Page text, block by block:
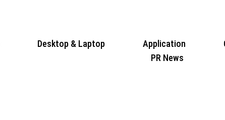
Desktop & Laptop Application
PR News